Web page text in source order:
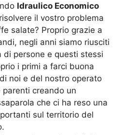
Idraulico Economico
il vostro problema
salate? Proprio grazie a
negli anni siamo riusciti
di persone e questi stessi
i primi a farci buona
noi e del nostro operato
parenti creando un
che ci ha reso una
sul territorio del